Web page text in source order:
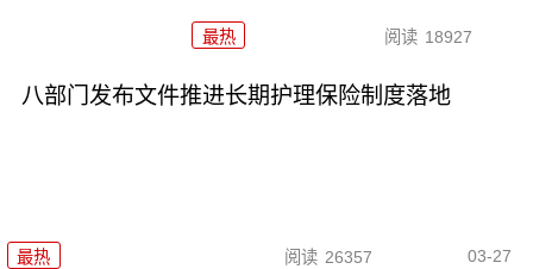
最热 阅读 18927
八部门发布文件推进长期护理保险制度落地
最热 阅读 26357 03-27